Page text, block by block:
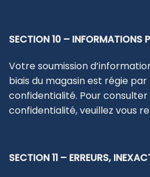
SECTION 10 – INFORMATIONS
Votre soumission
biais du magasin est régie
confidentialité. Pour
confidentialité, veuillez vous
SECTION 11 – ERREURS,